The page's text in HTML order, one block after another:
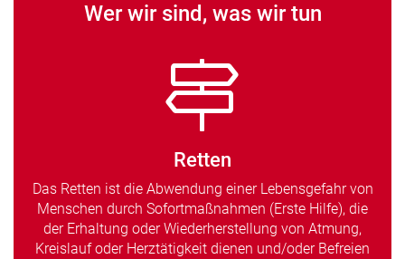
Wer wir sind, was wir tun
Retten
Das Retten ist die Abwendung einer Lebensgefahr von
Menschen durch Sofortmaßnahmen (Erste Hilfe), die
der Erhaltung oder Wiederherstellung von Atmung,
Kreislauf oder Herztätigkeit dienen und/oder Befreien